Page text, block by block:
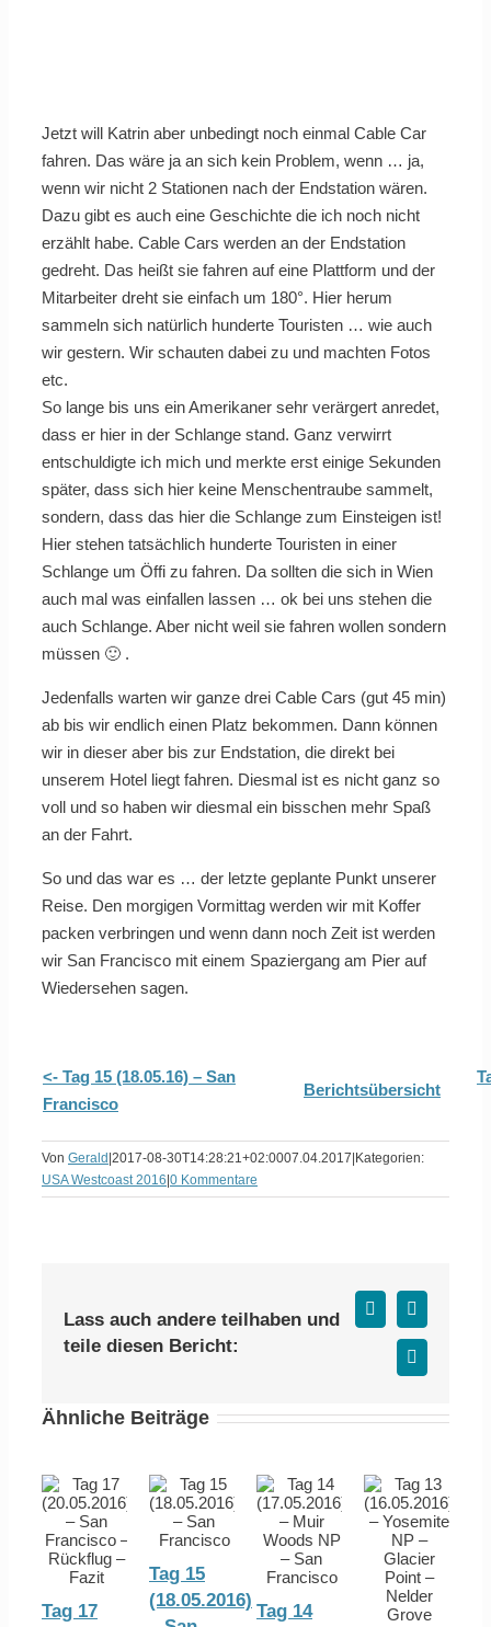
Jetzt will Katrin aber unbedingt noch einmal Cable Car
fahren. Das wäre ja an sich kein Problem, wenn … ja,
wenn wir nicht 2 Stationen nach der Endstation wären.
Dazu gibt es auch eine Geschichte die ich noch nicht
erzählt habe. Cable Cars werden an der Endstation
gedreht. Das heißt sie fahren auf eine Plattform und der
Mitarbeiter dreht sie einfach um 180°. Hier herum
sammeln sich natürlich hunderte Touristen … wie auch
wir gestern. Wir schauten dabei zu und machten Fotos
etc.
So lange bis uns ein Amerikaner sehr verärgert anredet,
dass er hier in der Schlange stand. Ganz verwirrt
entschuldigte ich mich und merkte erst einige Sekunden
später, dass sich hier keine Menschentraube sammelt,
sondern, dass das hier die Schlange zum Einsteigen ist!
Hier stehen tatsächlich hunderte Touristen in einer
Schlange um Öffi zu fahren. Da sollten die sich in Wien
auch mal was einfallen lassen … ok bei uns stehen die
auch Schlange. Aber nicht weil sie fahren wollen sondern
müssen 🙂 .
Jedenfalls warten wir ganze drei Cable Cars (gut 45 min)
ab bis wir endlich einen Platz bekommen. Dann können
wir in dieser aber bis zur Endstation, die direkt bei
unserem Hotel liegt fahren. Diesmal ist es nicht ganz so
voll und so haben wir diesmal ein bisschen mehr Spaß
an der Fahrt.
So und das war es … der letzte geplante Punkt unserer
Reise. Den morgigen Vormittag werden wir mit Koffer
packen verbringen und wenn dann noch Zeit ist werden
wir San Francisco mit einem Spaziergang am Pier auf
Wiedersehen sagen.
<- Tag 15 (18.05.16) – San
Francisco
Berichtsübersicht
Von Gerald 2017-08-30T14:28:21+02:0007.04.2017 Kategorien:
USA Westcoast 2016 0 Kommentare
Lass auch andere teilhaben und
teile diesen Bericht:
Facebook
X
E-
Mail
Ähnliche Beiträge
Tag 17
Tag 15
(18.05.2016)
Tag 14